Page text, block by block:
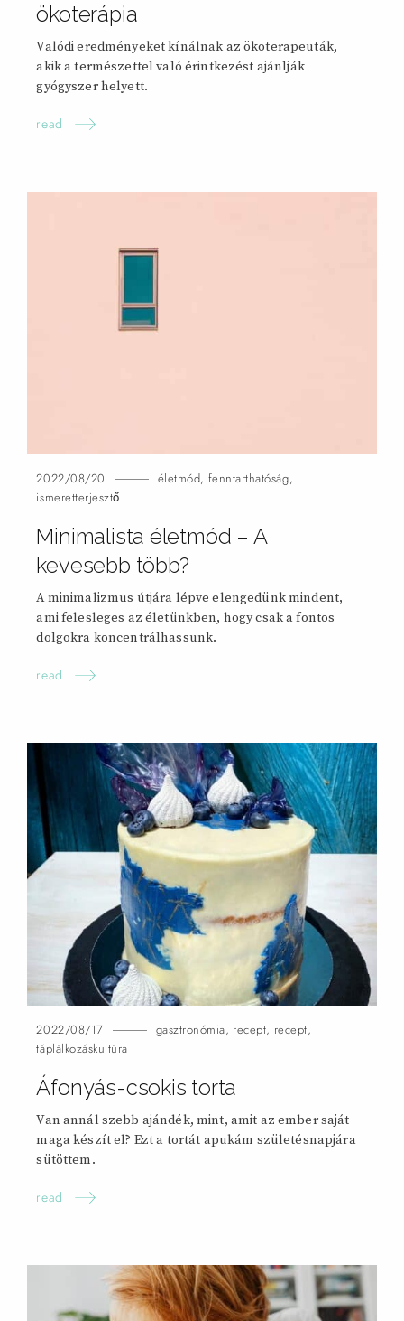
ökoterápia
Valódi eredményeket kínálnak az ökoterapeuták,
akik a természettel való érintkezést ajánlják
gyógyszer helyett.
read
2022/08/20 életmód, fenntarthatóság,
ismeretterjesztő
Minimalista életmód – A
kevesebb több?
A minimalizmus útjára lépve elengedünk mindent,
ami felesleges az életünkben, hogy csak a fontos
dolgokra koncentrálhassunk.
read
2022/08/17 gasztronómia, recept, recept,
táplálkozáskultúra
Áfonyás-csokis torta
Van annál szebb ajándék, mint, amit az ember saját
maga készít el? Ezt a tortát apukám születésnapjára
sütöttem.
read